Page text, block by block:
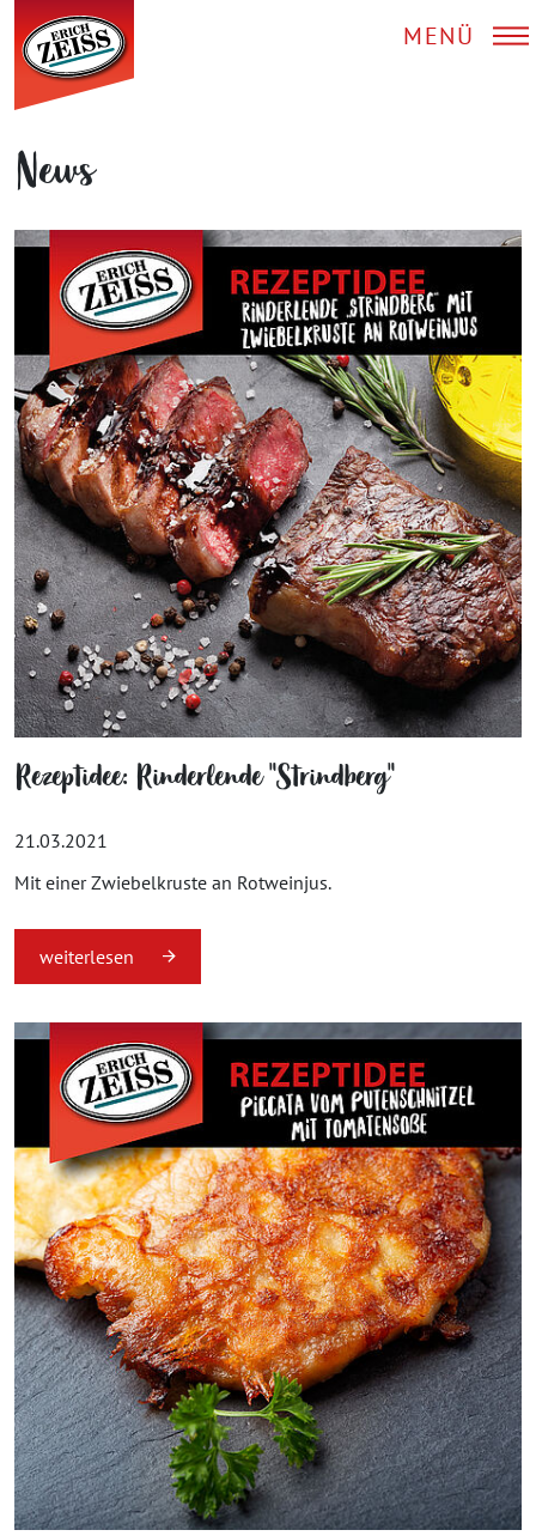
MENÜ
News
Rezeptidee: Rinderlende "Strindberg"
21.03.2021
Mit einer Zwiebelkruste an Rotweinjus.
weiterlesen